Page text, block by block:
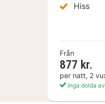
Hiss
Från
877 kr.
per natt, 2
Inga dolda